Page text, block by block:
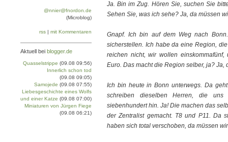
Ja. Bin im Zug. Hören Sie, suchen Sie
Sehen Sie, was ich sehe? Ja, da müssen
Gnapf. Ich bin auf dem Weg nach
sicherstellen. Ich habe da eine Region,
reichen nicht, wir wollen
Euro. Das macht die Region selber, ja?
Ich bin heute in Bonn unterwegs. Da
schreiben dieselben Herren, die uns
siebenhundert hin. Ja! Die machen das
der Zentralist gemacht. T8 und P11. Da
haben sich total verschoben, da müssen
@nnier@fnordon.de
(Microblog)
rss | mit Kommentaren
Aktuell bei blogger.de
Quasselstrippe (09.08 09:56)
Innerlich schon tod
(09.08 09:05)
Samojede (09.08 07:55)
Liebesgeschichte eines Wolfs
und einer Katze (09.08 07:00)
Miniaturen von Jürgen Fiege
(09.08 06:21)